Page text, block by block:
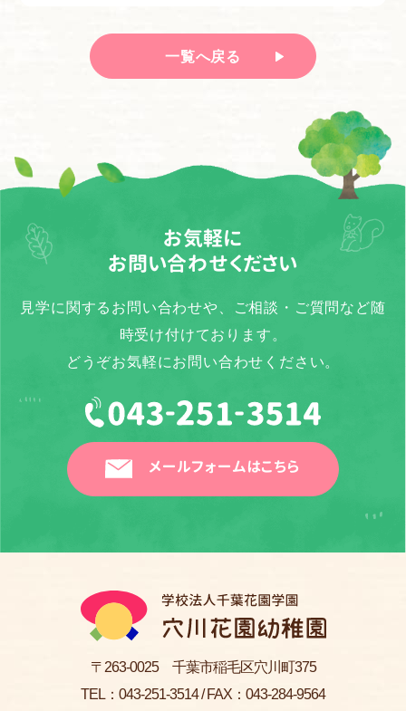
一覧へ戻る
お気軽に
お問い合わせください
見学に関するお問い合わせや、ご相談・ご質問など随
時受け付けております。
どうぞお気軽にお問い合わせください。
メールフォームはこちら
〒263-0025 千葉市稲毛区穴川町375
TEL： 043-251-3514/ FAX：043-284-9564